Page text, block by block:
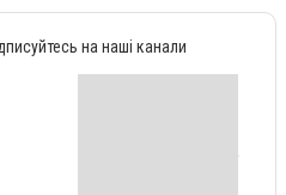
на наші канали